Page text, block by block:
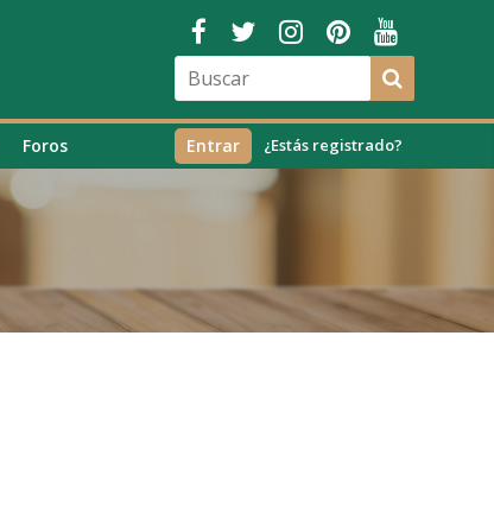
Foros ¿Estás registrado?
Entrar